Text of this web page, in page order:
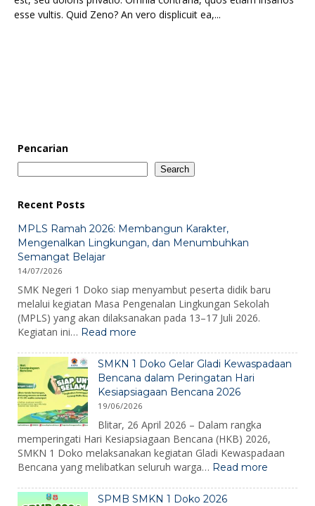
esse vultis. Quid Zeno? An vero displicuit ea,...
Pencarian
Search
Recent Posts
MPLS Ramah 2026: Membangun Karakter,
Mengenalkan Lingkungan, dan Menumbuhkan
Semangat Belajar
14/07/2026
SMK Negeri 1 Doko siap menyambut peserta didik baru
melalui kegiatan Masa Pengenalan Lingkungan Sekolah
(MPLS) yang akan dilaksanakan pada 13–17 Juli 2026.
Kegiatan ini… Read more
Ramah
2026:
Membangun
Karakter,
Mengenalkan
Lingkungan,
dan
Menumbuhkan
Semangat
Belajar
SMKN 1 Doko Gelar Gladi Kewaspadaan
Bencana dalam Peringatan Hari
Kesiapsiagaan Bencana 2026
19/06/2026
Blitar, 26 April 2026 – Dalam rangka
memperingati Hari Kesiapsiagaan Bencana (HKB) 2026,
SMKN 1 Doko melaksanakan kegiatan Gladi Kewaspadaan
Bencana yang melibatkan seluruh warga… Read more
1
SPMB SMKN 1 Doko 2026